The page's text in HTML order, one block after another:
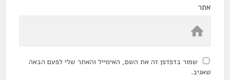
אתר
שמור בדפדפן זה את השם, האימייל והאתר שלי לפעם הבאה
שאגיב.